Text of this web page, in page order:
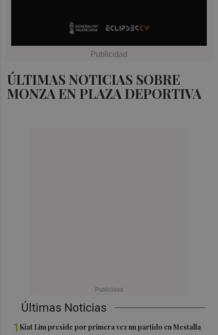
ÚLTIMAS NOTICIAS SOBRE
MONZA EN PLAZA DEPORTIVA
Últimas Noticias
1 Kiat Lim preside por primera vez un partido en Mestalla